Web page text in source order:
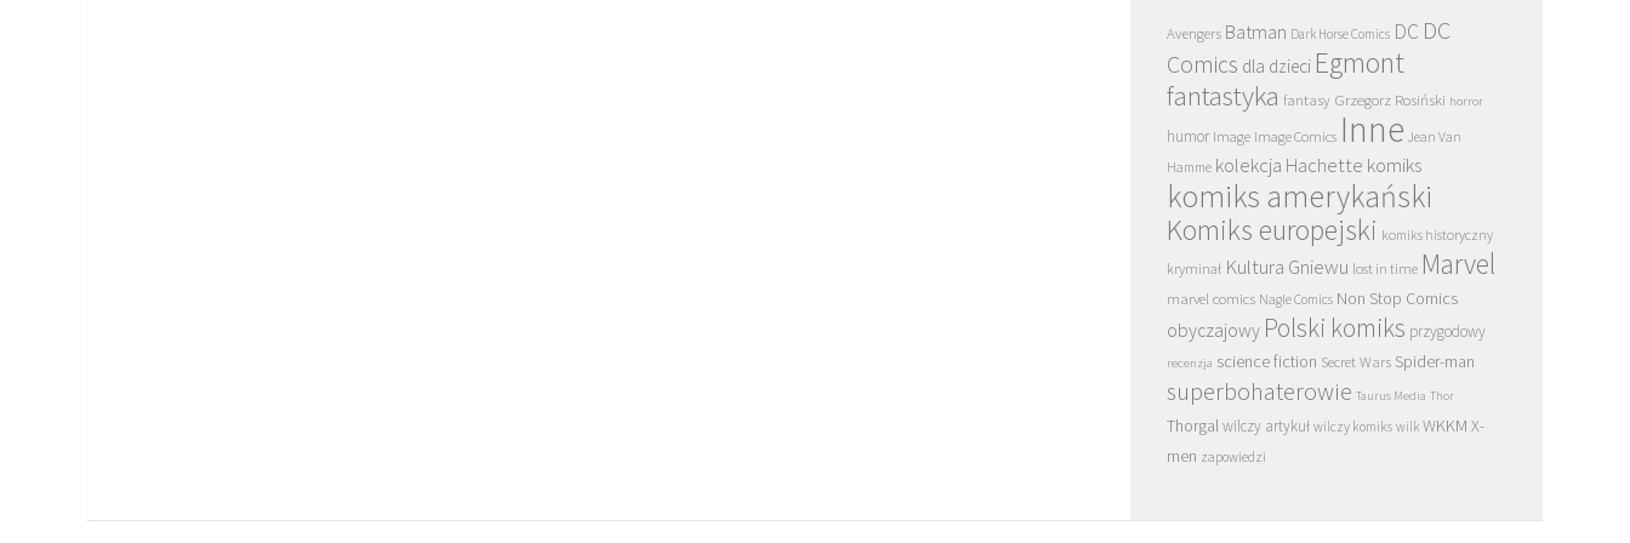
Avengers Batman Dark Horse Comics DC DC
Comics dla dzieci Egmont
fantastyka fantasy Grzegorz Rosiński horror
humor Image Image Comics Inne Jean Van
Hamme kolekcja Hachette komiks
komiks amerykański
Komiks europejski komiks historyczny
kryminał Kultura Gniewu lost in time Marvel
marvel comics Nagle Comics Non Stop Comics
obyczajowy Polski komiks przygodowy
recenzja science fiction Secret Wars Spider-man
superbohaterowie Taurus Media Thor
Thorgalwilczy artykuł wilczy komiks wilk WKKM X-
men zapowiedzi